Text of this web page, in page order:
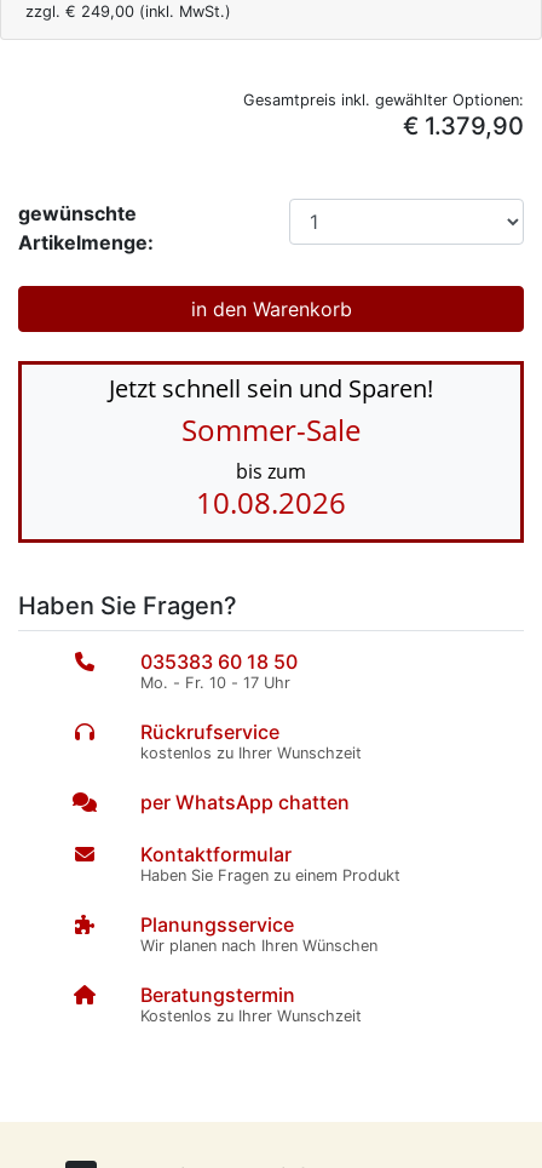
zzgl. € 249,00 (inkl. MwSt.)
Gesamtpreis inkl. gewählter Optionen:
€ 1.379,90
gewünschte
Artikelmenge:
Jetzt schnell sein und Sparen!
Sommer-Sale
bis zum
10.08.2026
Haben Sie Fragen?
035383 60 18 50
Mo. - Fr. 10 - 17 Uhr
Rückrufservice
kostenlos zu Ihrer Wunschzeit
per WhatsApp chatten
Kontaktformular
Haben Sie Fragen zu einem Produkt
Planungsservice
Wir planen nach Ihren Wünschen
Beratungstermin
Kostenlos zu Ihrer Wunschzeit